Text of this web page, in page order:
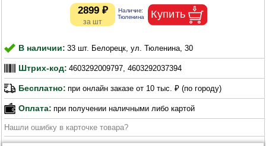
2899 ₽
В наличии: 33 шт. Белорецк, ул. Тюленина, 30
Штрих-код: 4603292009797, 4603292037394
Бесплатно: при онлайн заказе от 10 тыс. ₽ (по городу)
Оплата: при получении наличными либо картой
Нашли ошибку в карточке товара?